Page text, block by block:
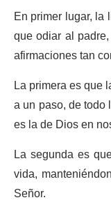
En primer lugar,
que odiar al
afirmaciones tan
La primera es que
a un paso, de
es la de Dios en
La segunda es
vida,
Señor.